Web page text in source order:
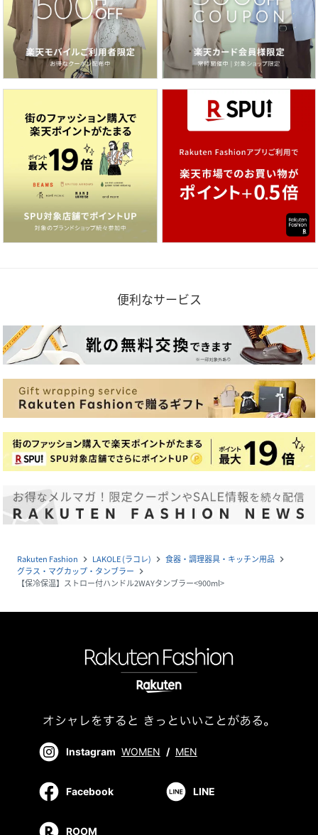
便利なサービス
Rakuten Fashion navigate_next LAKOLE (ラコレ) navigate_next 食器・調理器具・キッチン用品 navigate_next
グラス・マグカップ・タンブラー navigate_next
【保冷保温】ストロー付ハンドル2WAYタンブラー<900ml>
Instagram WOMEN / MEN
Facebook LINE
ROOM